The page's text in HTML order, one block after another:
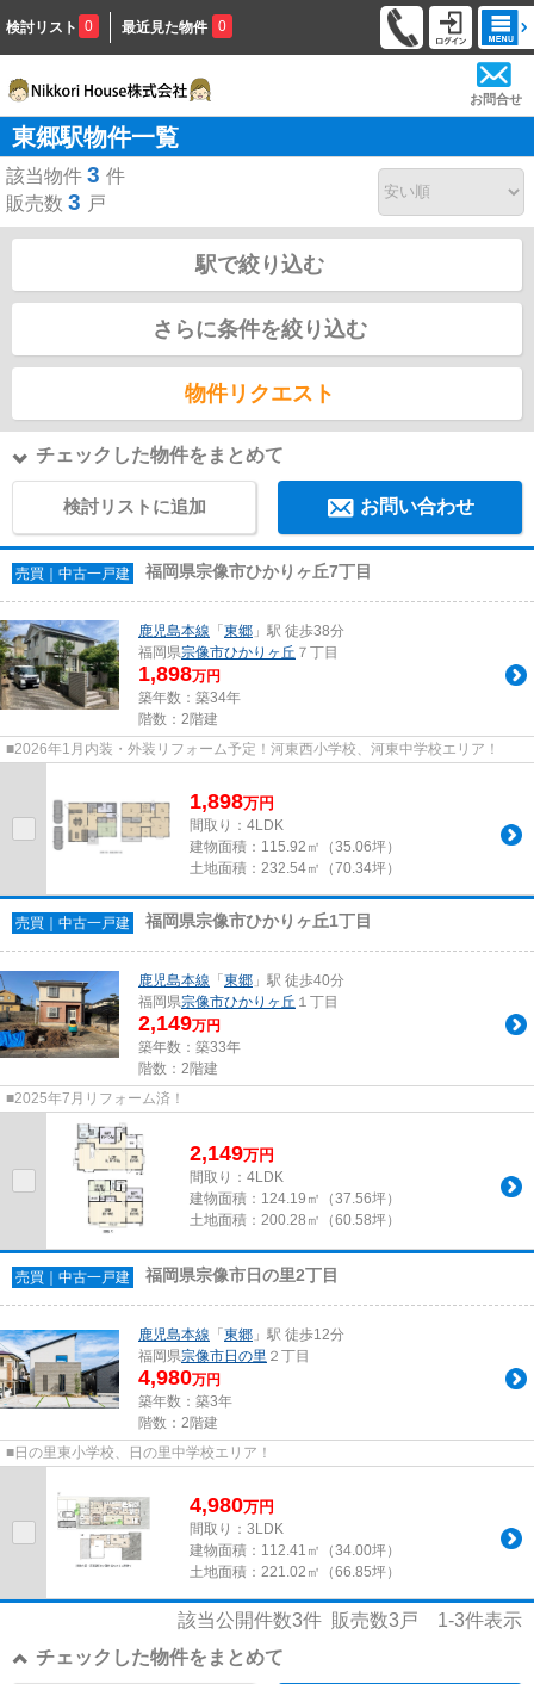
検討リスト 0 最近見た物件 0
お問合せ
東郷駅物件一覧
該当物件 3 件
販売数 3 戸
駅で絞り込む
さらに条件を絞り込む
物件リクエスト
チェックした物件をまとめて
検討リストに追加 お問い合わせ
売買｜中古一戸建 福岡県宗像市ひかりヶ丘7丁目
鹿児島本線 「 東郷 」駅 徒歩38分
福岡県宗像市ひかりヶ丘 ７丁目
1,898万円
築年数：築34年
階数：2階建
■2026年1月内装・外装リフォーム予定！河東西小学校、河東中学校エリア！
1,898万円
間取り：4LDK
建物面積： 115.92㎡（35.06坪）
土地面積： 232.54㎡（70.34坪）
売買｜中古一戸建 福岡県宗像市ひかりヶ丘1丁目
鹿児島本線 「 東郷 」駅 徒歩40分
福岡県宗像市ひかりヶ丘 １丁目
2,149万円
築年数：築33年
階数：2階建
■2025年7月リフォーム済！
2,149万円
間取り：4LDK
建物面積： 124.19㎡（37.56坪）
土地面積： 200.28㎡（60.58坪）
売買｜中古一戸建 福岡県宗像市日の里2丁目
鹿児島本線 「 東郷 」駅 徒歩12分
福岡県宗像市日の里 ２丁目
4,980万円
築年数：築3年
階数：2階建
■日の里東小学校、日の里中学校エリア！
4,980万円
間取り：3LDK
建物面積： 112.41㎡（34.00坪）
土地面積： 221.02㎡（66.85坪）
該当公開件数3件 販売数3 戸 1-3件表示
チェックした物件をまとめて